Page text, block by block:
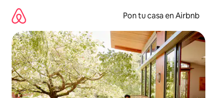
contenido
Pon tu casa en Airbnb